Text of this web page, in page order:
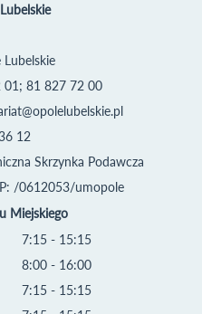
01; 81 827 72 00
12
Skrzynka Podawcza
/0612053/umopole
Miejskiego
7:15 - 15:15
8:00 - 16:00
7:15 - 15:15